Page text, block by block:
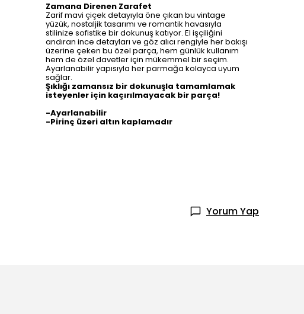
Zamana Direnen Zarafet
Zarifmavi çiçek detayıyla öne çıkan bu vintage
yüzük, nostaljiktasarımı ve romantik havasıyla
stilinize sofistike birdokunuş katıyor. El işçiliğini
andıran ince detayları ve göz alıcı rengiyleherbakışı
üzerine çeken bu özel parça, hem günlük kullanım
hem de özel davetleriçin mükemmel birseçim.
Ayarlanabiliryapısıyla herparmağa kolayca uyum
sağlar.
Şıklığı zamansız bir dokunuşla tamamlamak
isteyenler için kaçırılmayacak bir parça!
-Ayarlanabilir
-Pirinç üzeri altın kaplamadır
Yorum Yap